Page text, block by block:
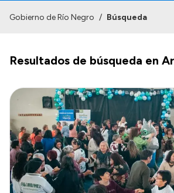
Prensa
Autoridades y Organismos
Discursos en la Legislatura
Casa de Gobierno
Acerca de Río Negro
Historia
Gobierno de Río Negro / Búsqueda
Resultados de búsqueda en